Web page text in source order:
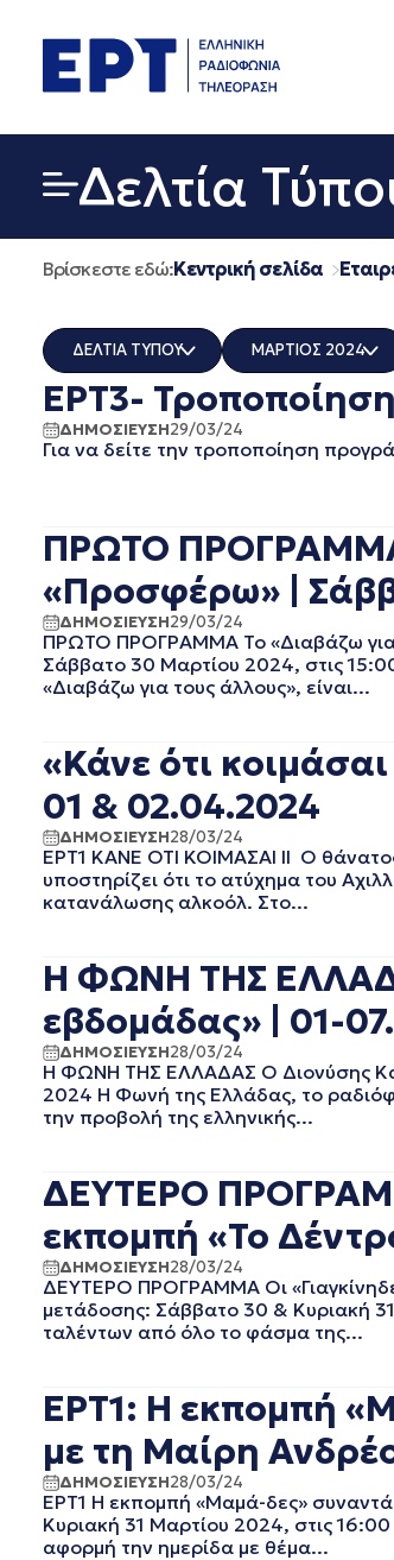
περιεχόμενο
Δελτία
Βρίσκεστε εδώ:Κεντρική σελίδα
ΔΕΛΤΙΑ ΤΥΠΟΥ
ERT COSMOS
ERTECHO
ERTFLIX
EΡΤ2 ΣΠΟΡ
EΡΤ3
EΡΤNEWS
ΑΘΛΗΤΙΚΑ
ΓΕΝΙΚΗ
ΓΡΑΦΕΙΟ ΤΥΠΟΥ ΕΡΤ
ΚΙΝΗΜΑΤΟΓΡΑΦΙΚΕΣ
ΠΟΛΙΤΙΚΗ
ΠΟΛΙΤΙΣΜΟΣ
ΡΑΔΙΟΦΩΝΟ
ΤΗΛΕΟΡΑΣΗ
ΜΑΡΤΙΟΣ 2024
ΟΛΑ
ΜΑΡΤΙΟΣ 2026
ΔΕΚΕΜΒΡΙΟΣ 2025
ΣΕΠΤΕΜΒΡΙΟΣ 2025
ΑΥΓΟΥΣΤΟΣ 2025
ΙΟΥΛΙΟΣ 2025
ΙΟΥΝΙΟΣ 2025
ΜΑΙΟΣ 2025
ΑΠΡΙΛΙΟΣ 2025
ΜΑΡΤΙΟΣ 2025
ΙΑΝΟΥΑΡΙΟΣ 2025
ΔΕΚΕΜΒΡΙΟΣ 2024
ΝΟΕΜΒΡΙΟΣ 2024
ΟΚΤΩΒΡΙΟΣ 2024
ΣΕΠΤΕΜΒΡΙΟΣ 2024
ΑΥΓΟΥΣΤΟΣ 2024
ΜΑΙΟΣ 2024
ΑΠΡΙΛΙΟΣ 2024
ΜΑΡΤΙΟΣ 2024
ΦΕΒΡΟΥΑΡΙΟΣ 2024
ΙΑΝΟΥΑΡΙΟΣ 2024
ΔΕΚΕΜΒΡΙΟΣ 2023
ΣΕΠΤΕΜΒΡΙΟΣ 2023
ΑΥΓΟΥΣΤΟΣ 2023
ΙΟΥΛΙΟΣ 2023
ΙΟΥΝΙΟΣ 2023
ΜΑΙΟΣ 2023
ΑΠΡΙΛΙΟΣ 2023
ΙΑΝΟΥΑΡΙΟΣ 2023
ΔΕΚΕΜΒΡΙΟΣ 2022
ΝΟΕΜΒΡΙΟΣ 2022
ΟΚΤΩΒΡΙΟΣ 2022
ΣΕΠΤΕΜΒΡΙΟΣ 2022
ΑΥΓΟΥΣΤΟΣ 2022
ΕΡΤ3-
ΔΗΜΟΣΙΕΥΣΗ29/03/24
Για να δείτε την τροποποίηση
ΠΡΩΤΟ
«Προσφέρω» |
ΔΗΜΟΣΙΕΥΣΗ29/03/24
ΠΡΩΤΟ ΠΡΟΓΡΑΜΜΑ Το «Διαβάζω για
Σάββατο 30 Μαρτίου 2024, στις
«Διαβάζω για τους άλλους», είναι...
«Κάνε ότι
01 & 02.04.2024
ΔΗΜΟΣΙΕΥΣΗ28/03/24
ΕΡΤ1 ΚΑΝΕ ΟΤΙ ΚΟΙΜΑΣΑΙ ΙΙ Ο
υποστηρίζει ότι το ατύχημα του
κατανάλωσης αλκοόλ. Στο...
Η ΦΩΝΗ ΤΗΣ
εβδομάδας» | 01-
ΔΗΜΟΣΙΕΥΣΗ28/03/24
Η ΦΩΝΗ ΤΗΣ ΕΛΛΑΔΑΣ Ο Διονύσης
2024 Η Φωνή της Ελλάδας, το
την προβολή της ελληνικής...
ΔΕΥΤΕΡΟ
εκπομπή «Το
ΔΗΜΟΣΙΕΥΣΗ28/03/24
ΔΕΥΤΕΡΟ ΠΡΟΓΡΑΜΜΑ Οι
μετάδοσης: Σάββατο 30 & Κυριακή
ταλέντων από όλο το φάσμα της...
ΕΡΤ1: Η εκπομπή
με τη Μαίρη
ΔΗΜΟΣΙΕΥΣΗ28/03/24
ΕΡΤ1 Η εκπομπή «Μαμά-δες»
Κυριακή 31 Μαρτίου 2024, στις
αφορμή την ημερίδα με θέμα...